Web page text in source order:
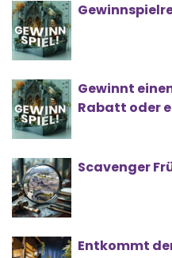
Gewinnt
Rabatt oder
Scavenger
Entkommt